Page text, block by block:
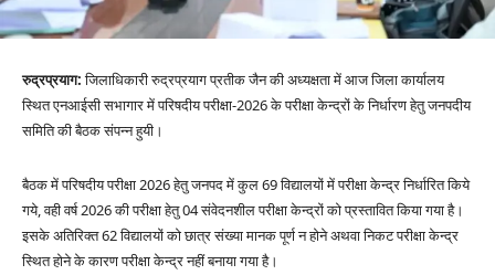
रुद्रप्रयाग:जिलाधिकारी रुद्रप्रयाग प्रतीक जैन की अध्यक्षता में आज जिला कार्यालय
स्थित एनआईसी सभागार में परिषदीय परीक्षा-2026 के परीक्षा केन्द्रों के निर्धारण हेतु जनपदीय
समिति की बैठक संपन्न हुयी।
बैठक में परिषदीय परीक्षा 2026 हेतु जनपद में कुल 69 विद्यालयों में परीक्षा केन्द्र निर्धारित किये
गये, वही वर्ष 2026 की परीक्षा हेतु 04 संवेदनशील परीक्षा केन्द्रों को प्रस्तावित किया गया है।
इसके अतिरिक्त 62 विद्यालयों को छात्र संख्या मानक पूर्ण न होने अथवा निकट परीक्षा केन्द्र
स्थित होने के कारण परीक्षा केन्द्र नहीं बनाया गया है।